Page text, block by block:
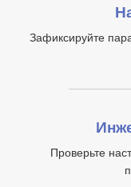
Зафиксируйте
Проверьте